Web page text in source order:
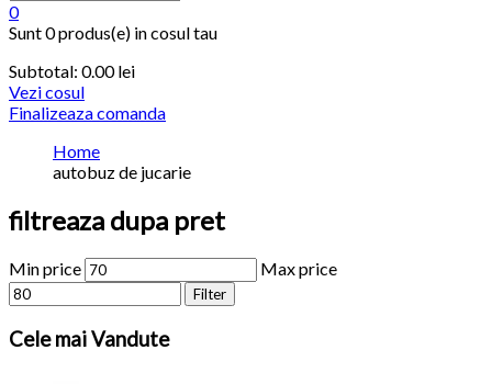
0
Sunt0 produs(e) in cosul tau
Subtotal: 0.00lei
Vezi cosul
Finalizeaza comanda
Home
autobuz de jucarie
filtreaza dupa pret
Min price Max price
Filter
Celemai Vandute